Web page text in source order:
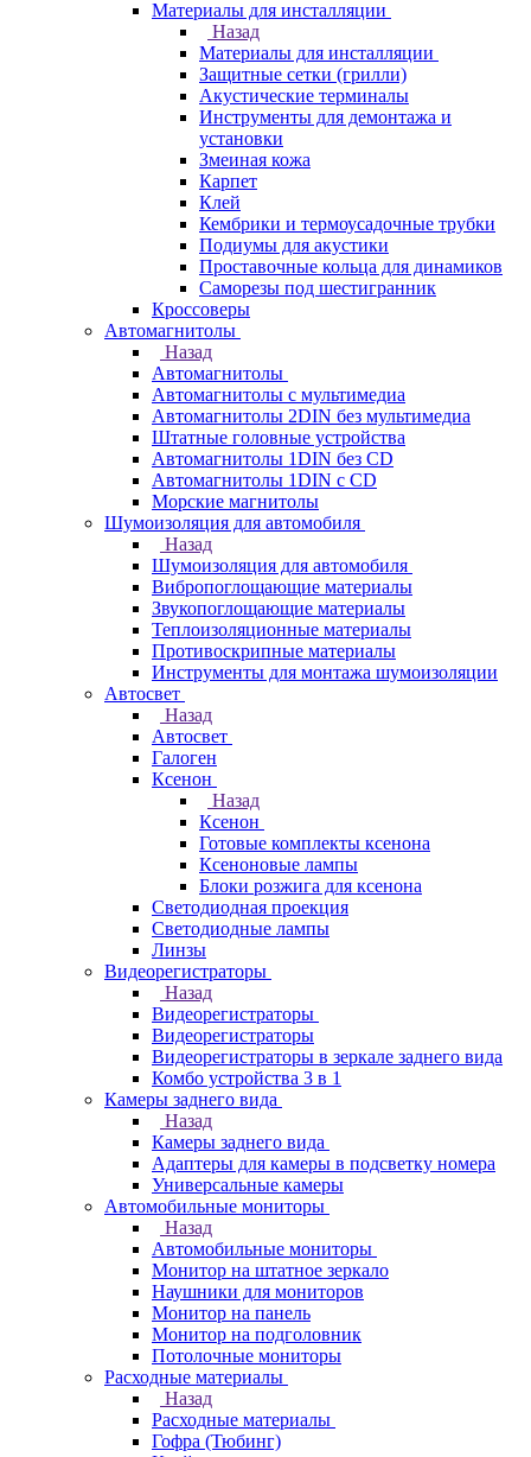
Материалы для инсталляции
Назад
Материалы для инсталляции
Защитные сетки (грилли)
Акустические терминалы
Инструменты для демонтажа и
установки
Змеиная кожа
Карпет
Клей
Кембрики и термоусадочные трубки
Подиумы для акустики
Проставочные кольца для динамиков
Саморезы под шестигранник
Кроссоверы
Автомагнитолы
Назад
Автомагнитолы
Автомагнитолы с мультимедиа
Автомагнитолы 2DIN без мультимедиа
Штатные головные устройства
Автомагнитолы 1DIN без CD
Автомагнитолы 1DIN с CD
Морские магнитолы
Шумоизоляция для автомобиля
Назад
Шумоизоляция для автомобиля
Вибропоглощающие материалы
Звукопоглощающие материалы
Теплоизоляционные материалы
Противоскрипные материалы
Инструменты для монтажа шумоизоляции
Автосвет
Назад
Автосвет
Галоген
Ксенон
Назад
Ксенон
Готовые комплекты ксенона
Ксеноновые лампы
Блоки розжига для ксенона
Светодиодная проекция
Светодиодные лампы
Линзы
Видеорегистраторы
Назад
Видеорегистраторы
Видеорегистраторы
Видеорегистраторы в зеркале заднего вида
Комбо устройства 3 в 1
Камеры заднего вида
Назад
Камеры заднего вида
Адаптеры для камеры в подсветку номера
Универсальные камеры
Автомобильные мониторы
Назад
Автомобильные мониторы
Монитор на штатное зеркало
Наушники для мониторов
Монитор на панель
Монитор на подголовник
Потолочные мониторы
Расходные материалы
Назад
Расходные материалы
Гофра (Тюбинг)